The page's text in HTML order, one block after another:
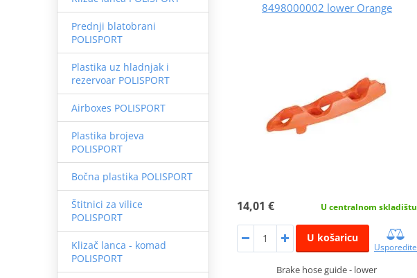
Prednji blatobrani
POLISPORT
Plastika uz hladnjak i
rezervoar POLISPORT
Airboxes POLISPORT
Plastika brojeva
POLISPORT
Bočna plastika POLISPORT
Štitnici za vilice
POLISPORT
Klizač lanca - komad
POLISPORT
8498000002 lower Orange
14,01 € U centralnom skladištu
U košaricu
Usporedite
Brake hose guide - lower